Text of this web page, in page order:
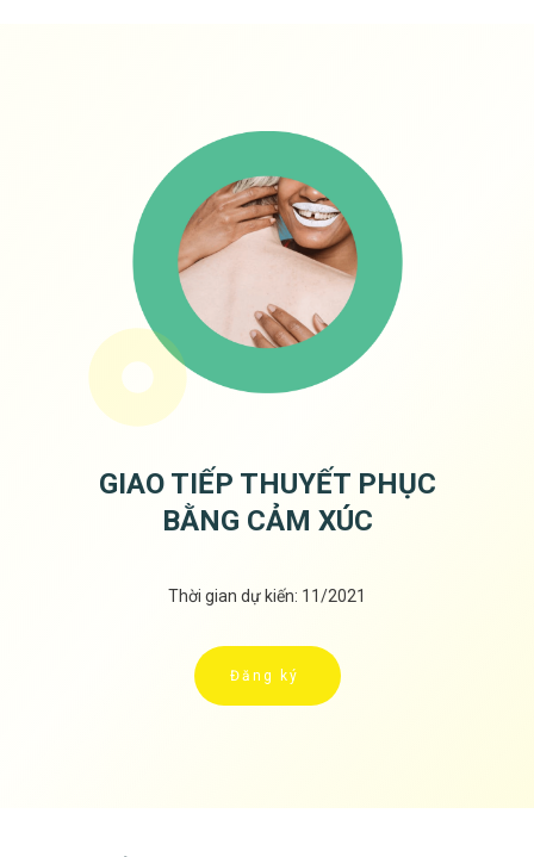
GIAO TIẾP THUYẾT PHỤC
BẰNG CẢM XÚC
Thời gian dự kiến: 11/2021
Đăng ký